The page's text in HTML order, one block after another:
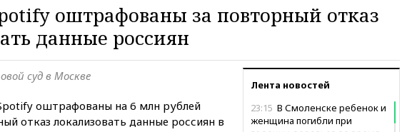
оштрафованы за повторный отказ
данные россиян
Лента новостей
23:15 В Смоленске ребенок и
женщина погибли при
суд в Москве
оштрафованы на 6 млн рублей
отказ локализовать данные россиян в